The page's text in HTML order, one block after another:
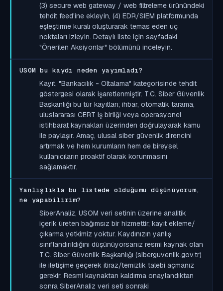
(3) secure web gateway / web filtreleme ürünündeki
tehdit feed'ine ekleyin, (4) EDR/SIEM platformunda
eşleştirme kuralı oluşturarak temas eden uç
noktaları izleyin. Detaylı liste için sayfadaki
"Önerilen Aksiyonlar" bölümünü inceleyin.
USOM bu kaydı neden yayımladı?
Kayıt, "Bankacılık - Oltalama" kategorisinde tehdit
göstergesi olarak işaretlenmiştir. T.C. Siber Güvenlik
Başkanlığı bu tür kayıtları; ihbar, otomatik tarama,
uluslararası CERT iş birliği veya operasyonel
istihbarat kaynakları üzerinden doğrulayarak kamu
ile paylaşır. Amaç, ulusal siber güvenlik direncini
artırmak ve hem kurumların hem de bireysel
kullanıcıların proaktif olarak korunmasını
sağlamaktır.
Yanlışlıkla bu listede olduğumu düşünüyorum,
ne yapabilirim?
SiberAnaliz, USOM veri setinin üzerine analitik
içerik üreten bağımsız bir hizmettir; kayıt ekleme/
çıkarma yetkimiz yoktur. Kaydınızın yanlış
sınıflandırıldığını düşünüyorsanız resmi kaynak olan
T.C. Siber Güvenlik Başkanlığı (siberguvenlik.gov.tr)
ile iletişime geçerek itiraz/temizlik talebi açmanız
gerekir. Resmi kaynaktan kaldırma onaylandıktan
sonra SiberAnaliz veri seti sonraki